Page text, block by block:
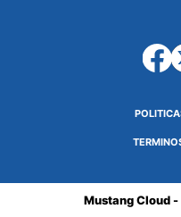
Mustang Cloud -